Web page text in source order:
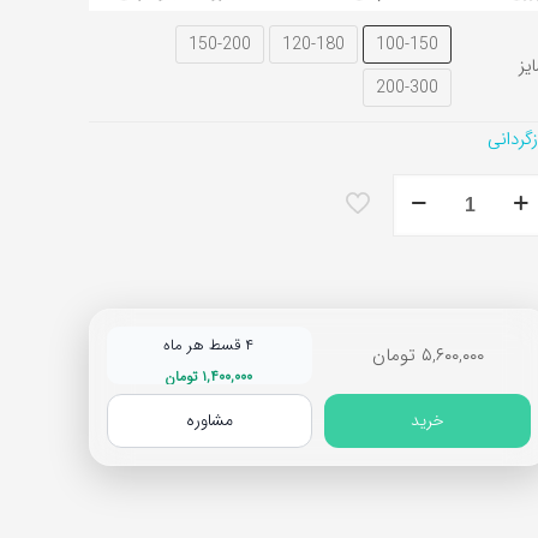
100-150
120-180
150-200
200-300
فرش
۵,۶۰۰,۰۰۰ تومان ۴ قسط هر ماه
۱,۴۰۰,۰۰۰ تومان
خرید مشاوره